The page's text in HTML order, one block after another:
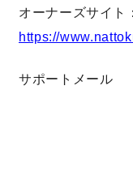
2030年の省エ
オーナーズサイト：
https://
サポートメール